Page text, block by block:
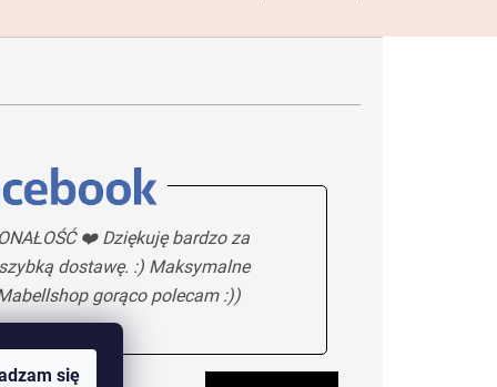
się
❤️ Dziękuję bardzo za
dostawę. :) Maksymalne
gorąco polecam :))
5/5